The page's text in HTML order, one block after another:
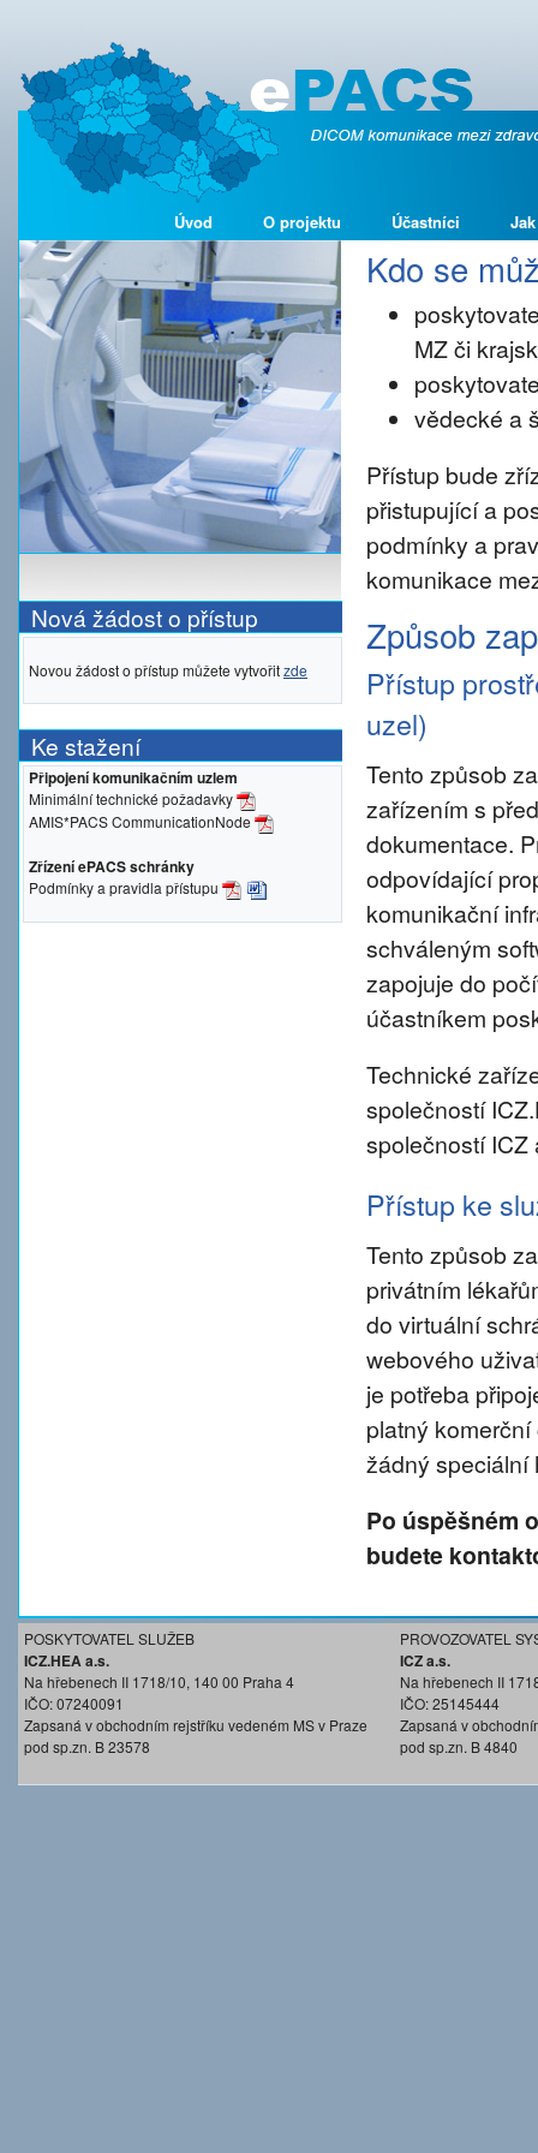
Úvod O projektu Účastníci
Nová žádost o přístup
Novou žádost o přístup můžete vytvořitzde
Ke stažení
Připojení komunikačním uzlem
Minimální technické požadavky
AMIS*PACS CommunicationNode
Zřízení ePACS schránky
Podmínky a pravidla přístupu
Kdo se
MZ či
vědecké a
Přístup bude
přistupující a
podmínky a
komunikace
Způsob
Přístup
uzel)
Tento způsob
zařízením s
dokumentace.
odpovídající
komunikační
schváleným
zapojuje do
účastníkem
Technické
společností
společností ICZ
Přístup ke
Tento způsob
privátním
do virtuální
webového
je potřeba
platný
žádný speciální
Po úspěšném
budete
POSKYTOVATEL SLUŽEB
ICZ.HEA a.s.
Na hřebenech II 1718/10, 140 00 Praha 4
IČO: 07240091
Zapsaná v obchodním rejstříku vedeném MS v Praze
pod sp.zn. B 23578
PROVOZOVATEL
ICZ a.s.
Na hřebenech II
IČO: 25145444
Zapsaná v
pod sp.zn. B 4840